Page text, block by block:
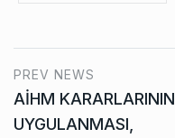
PREV NEWS
AİHM KARARLARININ
UYGULANMASI,